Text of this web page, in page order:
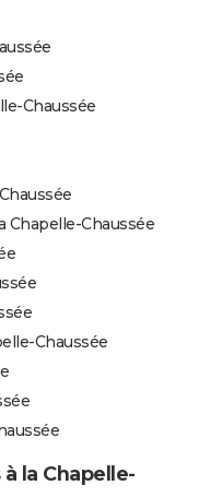
Chaussée
Chaussée
Chaussée
la Chapelle-